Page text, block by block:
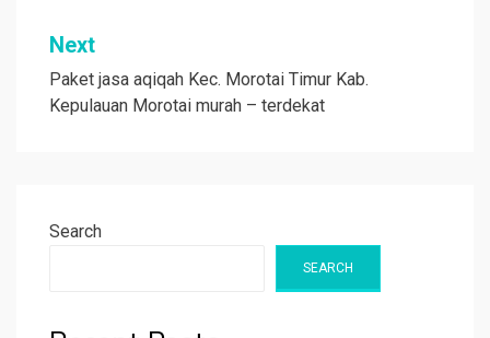
Next
Paket jasa aqiqah Kec. Morotai Timur Kab.
Kepulauan Morotai murah – terdekat
Search
SEARCH